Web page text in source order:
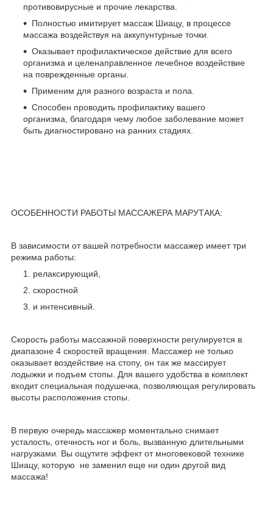
противовирусные и прочие лекарства.
Полностью имитирует массаж Шиацу, в процессе
массажа воздействуя на аккупунтурные точки.
Оказывает профилактическое действие для всего
организма и целенаправленное лечебное воздействие
на поврежденные органы.
Применим для разного возраста и пола.
Способен проводить профилактику вашего
организма, благодаря чему любое заболевание может
быть диагностировано на ранних стадиях.
ОСОБЕННОСТИ РАБОТЫ МАССАЖЕРА МАРУТАКА:
В зависимости от вашей потребности массажер имеет три
режима работы:
релаксирующий,
скоростной
и интенсивный.
Скорость работы массажной поверхности регулируется в
диапазоне 4 скоростей вращения. Массажер не только
оказывает воздействие на стопу, он так же массирует
лодыжки и подъем стопы. Для вашего удобства в комплект
входит специальная подушечка, позволяющая регулировать
высоты расположения стопы.
В первую очередь массажер моментально снимает
усталость, отечность ног и боль, вызванную длительными
нагрузками. Вы ощутите эффект от многовековой технике
Шиацу, которую не заменил еще ни один другой вид
массажа!